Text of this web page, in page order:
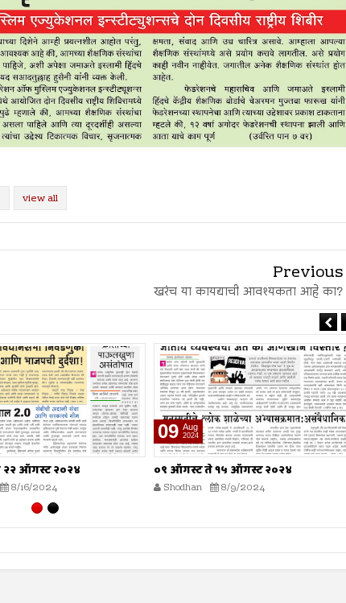
view all
Previous
खरंच या कायद्याची आवश्यकता आहे का?
ऑगस्ट २०२४
8/9/2024
02 Aug
2024
०२ ऑगस्ट ते ०८ ऑगस्ट २०२४
Shodhan 8/2/2024